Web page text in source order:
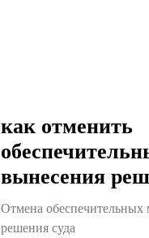
как отменить
вынесения
Отмена обеспечительных
решения суда